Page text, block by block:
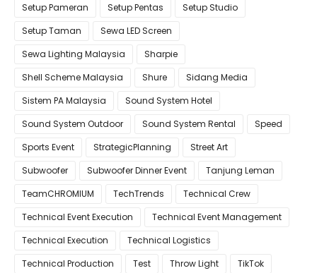
Setup Pameran
Setup Pentas
Setup Studio
Setup Taman
Sewa LED Screen
Sewa Lighting Malaysia
Sharpie
Shell Scheme Malaysia
Shure
Sidang Media
Sistem PA Malaysia
Sound System Hotel
Sound System Outdoor
Sound System Rental
Speed
Sports Event
StrategicPlanning
Street Art
Subwoofer
Subwoofer Dinner Event
Tanjung Leman
TeamCHROMIUM
TechTrends
Technical Crew
Technical Event Execution
Technical Event Management
Technical Execution
Technical Logistics
Technical Production
Test Throw Light TikTok